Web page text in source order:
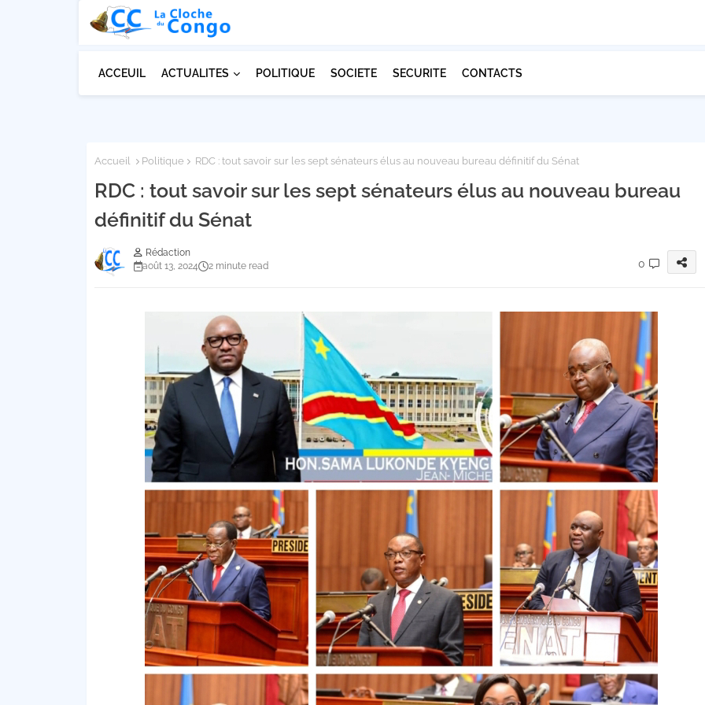
ACCEUIL ACTUALITES POLITIQUE SOCIETE SECURITE CONTACTS
Accueil Politique RDC : tout savoir sur les sept sénateurs élus au nouveau bureau définitif du Sénat
RDC : tout savoir sur les sept sénateurs élus au nouveau bureau
définitif du Sénat
Rédaction
août 13, 2024
2 minute read 0